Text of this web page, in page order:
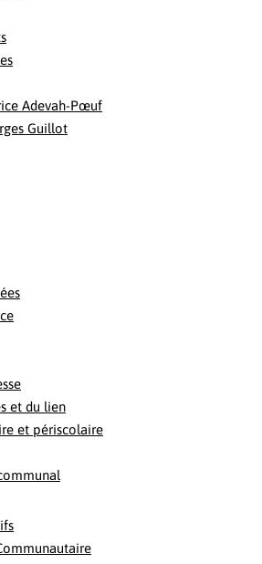
Adevah-Pœuf
Guillot
et du lien
et périscolaire